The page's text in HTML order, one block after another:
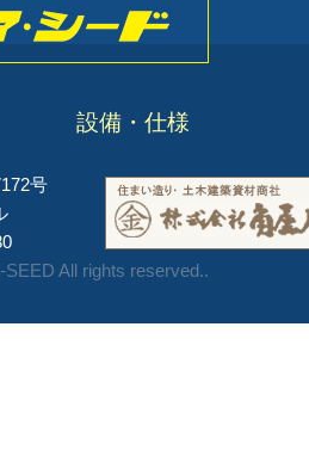
設備・仕様
号
All rights reserved..